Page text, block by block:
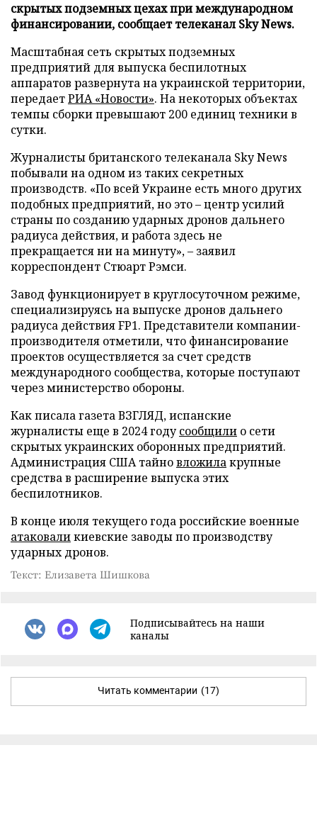
скрытых подземных цехах при международном
финансировании, сообщает телеканал Sky News.
Масштабная сеть скрытых подземных
предприятий для выпуска беспилотных
аппаратов развернута на украинской территории,
передаетРИА «Новости». На некоторых объектах
темпы сборки превышают 200 единиц техники в
сутки.
Журналисты британского телеканала Sky News
побывали на одном из таких секретных
производств. «По всей Украине есть много других
подобных предприятий, но это – центр усилий
страны по созданию ударных дронов дальнего
радиуса действия, и работа здесь не
прекращается ни на минуту», – заявил
корреспондент Стюарт Рэмси.
Завод функционирует в круглосуточном режиме,
специализируясь на выпуске дронов дальнего
радиуса действия FP1. Представители компании-
производителя отметили, что финансирование
проектов осуществляется за счет средств
международного сообщества, которые поступают
через министерство обороны.
Как писала газета ВЗГЛЯД, испанские
журналисты еще в 2024 годусообщили о сети
скрытых украинских оборонных предприятий.
Администрация США тайновложилакрупные
средства в расширение выпуска этих
беспилотников.
В конце июля текущего года российские военные
атаковаликиевские заводы по производству
ударных дронов.
Текст: Елизавета Шишкова
Подписывайтесь на наши
каналы
Читать комментарии (17)